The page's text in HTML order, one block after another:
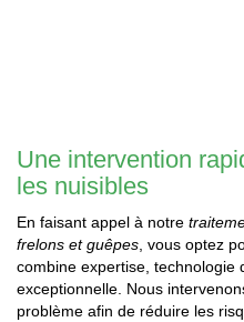
Une intervention
les nuisibles
En faisant appel à notre
frelons et guêpes, vous optez
combine expertise, technologie
exceptionnelle. Nous
problème afin de réduire les